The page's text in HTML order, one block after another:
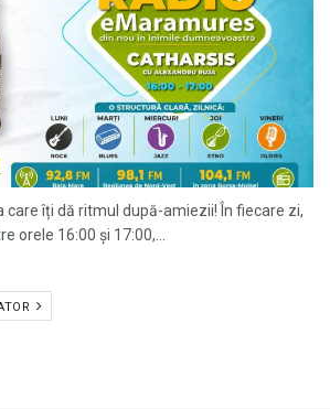
care îți dă ritmul după-amiezii! În fiecare zi,
orele 16:00 și 17:00,...